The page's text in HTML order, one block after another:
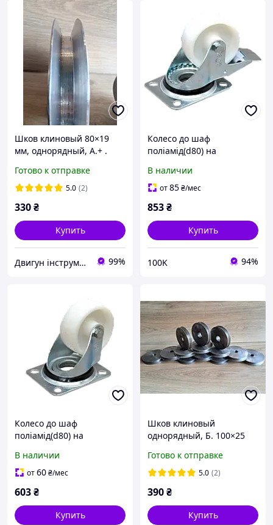
Шков клиновый 80×19
мм, однорядный, А.+ .
электродвигателя,
станков и оборудования
Готово к отправке
5.0 (2)
330₴
Купить
Двигун інструмент 99%
Колесо до шаф
поліамід(d80) на
180кг/колесо
В наличии
от85₴/мес
853₴
Купить
100K 94%
Колесо до шаф
поліамід(d80) на
В наличии
от60₴/мес
603₴
Купить
Шков клиновый
однорядный, Б. 100×25
электродвигателя,
станков и оборудования
Готово к отправке
5.0 (2)
390₴
Купить